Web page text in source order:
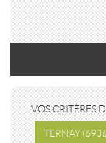
VOS CRITÈRES
TERNAY